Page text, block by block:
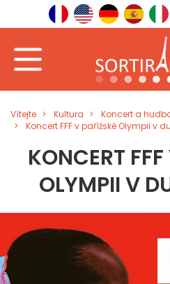
Vítejte Kultura
Koncert a
Koncert FFF v pařížské Olympii v
KONCERT
OLYMPII V